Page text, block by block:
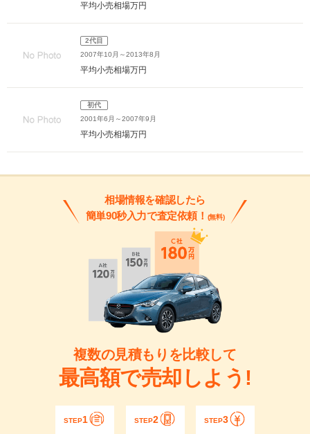
平均小売相場万円
2代目
2007年10月～2013年8月
平均小売相場万円
初代
2001年6月～2007年9月
平均小売相場万円
相場情報を確認したら
簡単90秒入力で査定依頼！ (無料)
複数の見積もりを比較して
最高額で売却しよう!
STEP1 STEP2 STEP3